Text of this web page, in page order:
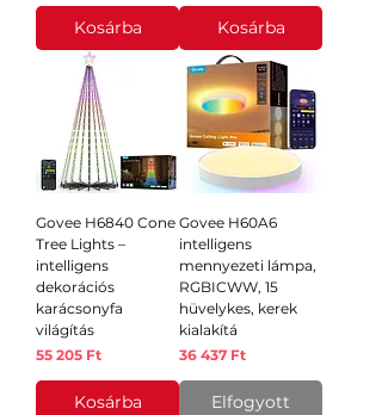
Kosárba Kosárba
Govee H6840 Cone
Tree Lights –
intelligens
dekorációs
karácsonyfa
világítás
Ár
55 205 Ft
Kosárba
Govee H60A6
intelligens
mennyezeti lámpa,
RGBICWW, 15
hüvelykes, kerek
kialakítá
Ár
36 437 Ft
Elfogyott